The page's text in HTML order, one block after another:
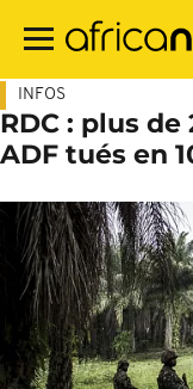
contenu
INFOS
RDC : plus
ADF tués en